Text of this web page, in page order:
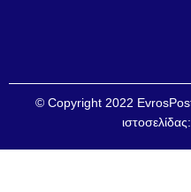
© Copyright 2022
ιστοσελίδας: